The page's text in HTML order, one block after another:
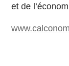
et de